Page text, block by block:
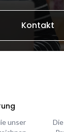
Kontakt
unser